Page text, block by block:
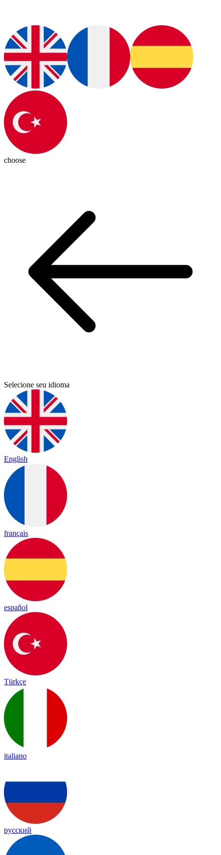
choose
Selecione seu idioma
English
français
español
Türkçe
italiano
русский